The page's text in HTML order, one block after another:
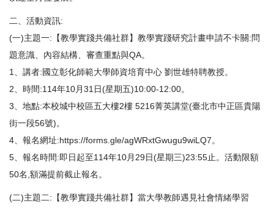
二、活動資訊:
(一)主題一:【教學實踐共備社群】教學實踐研究計畫申請不卡關:問
題意識、內容結構、審查重點與QA。
1、講者:國立彰化師範大學師資培育中心 劉世雄特聘教授。
2、時間:114年10月31日(星期五)10:00-12:00。
3、地點:本校城中校區五大樓2樓 5216菁英講堂(臺北市中正區貴陽
街一段56號)。
4、報名網址:https://forms.gle/agWRxtGwugu9wiLQ7。
5、報名時間:即日起至114年10月29日(星期三)23:55止。活動限額
50名,額滿提前截止報名。
(二)主題二:【教學實踐共備社群】當大學教師遇見社會情緒學習